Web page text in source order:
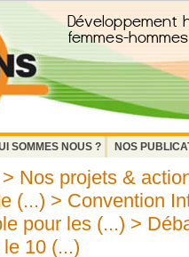
SOMMES NOUS ?
NOS
> Nos projets &
(...) > Convention
pour les (...) >
10 (...)